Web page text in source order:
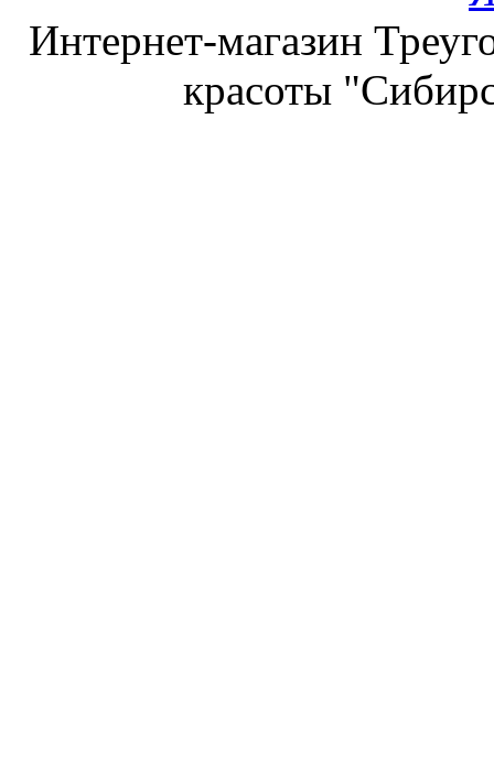
Интернет-магазин
красоты